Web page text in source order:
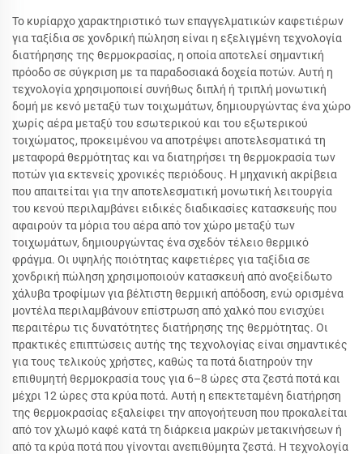
Το κυρίαρχο χαρακτηριστικό των επαγγελματικών καφετιέρων
για ταξίδια σε χονδρική πώληση είναι η εξελιγμένη τεχνολογία
διατήρησης της θερμοκρασίας, η οποία αποτελεί σημαντική
πρόοδο σε σύγκριση με τα παραδοσιακά δοχεία ποτών. Αυτή η
τεχνολογία χρησιμοποιεί συνήθως διπλή ή τριπλή μονωτική
δομή με κενό μεταξύ των τοιχωμάτων, δημιουργώντας ένα χώρο
χωρίς αέρα μεταξύ του εσωτερικού και του εξωτερικού
τοιχώματος, προκειμένου να αποτρέψει αποτελεσματικά τη
μεταφορά θερμότητας και να διατηρήσει τη θερμοκρασία των
ποτών για εκτενείς χρονικές περιόδους. Η μηχανική ακρίβεια
που απαιτείται για την αποτελεσματική μονωτική λειτουργία
του κενού περιλαμβάνει ειδικές διαδικασίες κατασκευής που
αφαιρούν τα μόρια του αέρα από τον χώρο μεταξύ των
τοιχωμάτων, δημιουργώντας ένα σχεδόν τέλειο θερμικό
φράγμα. Οι υψηλής ποιότητας καφετιέρες για ταξίδια σε
χονδρική πώληση χρησιμοποιούν κατασκευή από ανοξείδωτο
χάλυβα τροφίμων για βέλτιστη θερμική απόδοση, ενώ ορισμένα
μοντέλα περιλαμβάνουν επίστρωση από χαλκό που ενισχύει
περαιτέρω τις δυνατότητες διατήρησης της θερμότητας. Οι
πρακτικές επιπτώσεις αυτής της τεχνολογίας είναι σημαντικές
για τους τελικούς χρήστες, καθώς τα ποτά διατηρούν την
επιθυμητή θερμοκρασία τους για 6–8 ώρες στα ζεστά ποτά και
μέχρι 12 ώρες στα κρύα ποτά. Αυτή η επεκτεταμένη διατήρηση
της θερμοκρασίας εξαλείφει την απογοήτευση που προκαλείται
από τον χλωμό καφέ κατά τη διάρκεια μακρών μετακινήσεων ή
από τα κρύα ποτά που γίνονται ανεπιθύμητα ζεστά. Η τεχνολογία